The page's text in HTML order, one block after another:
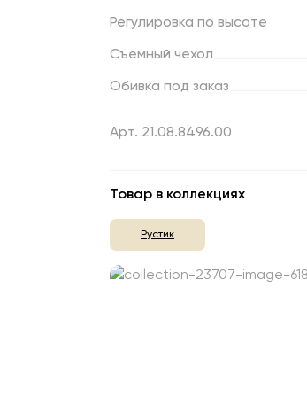
Регулировка по высоте
Съемный чехол
Обивка под заказ
Арт. 21.08.8496.00
Товар в коллекциях
Рустик